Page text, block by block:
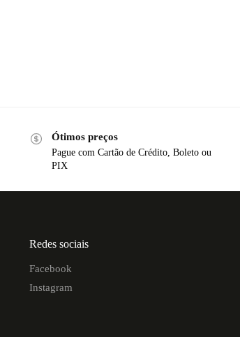
Ótimos preços
Pague com Cartão de Crédito, Boleto ou
PIX
Redes sociais
Facebook
Instagram